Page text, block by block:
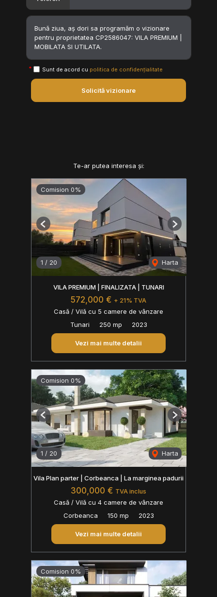
Sunt de acord cu politica de confidențialitate
Solicită vizionare
Te-ar putea interesa și:
Comision 0%
1 / 20 Harta
Previous Next
VILA PREMIUM | FINALIZATA | TUNARI
572,000 € + 21% TVA
Casă / Vilă cu 5 camere de vânzare
Tunari
250 mp 2023
Vezi mai multe detalii
Comision 0%
1 / 20 Harta
Previous Next
Vila Plan parter | Corbeanca | La marginea padurii
300,000 € TVA inclus
Casă / Vilă cu 4 camere de vânzare
Corbeanca
150 mp 2023
Vezi mai multe detalii
Comision 0%